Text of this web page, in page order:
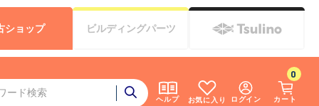
ヘルプ お気に入り ログイン カート
0
ショップ ビルディングパーツ